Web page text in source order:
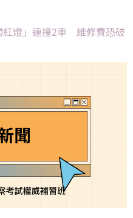
紅燈」連撞2車 維修費恐破